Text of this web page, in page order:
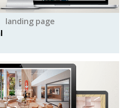
landing page